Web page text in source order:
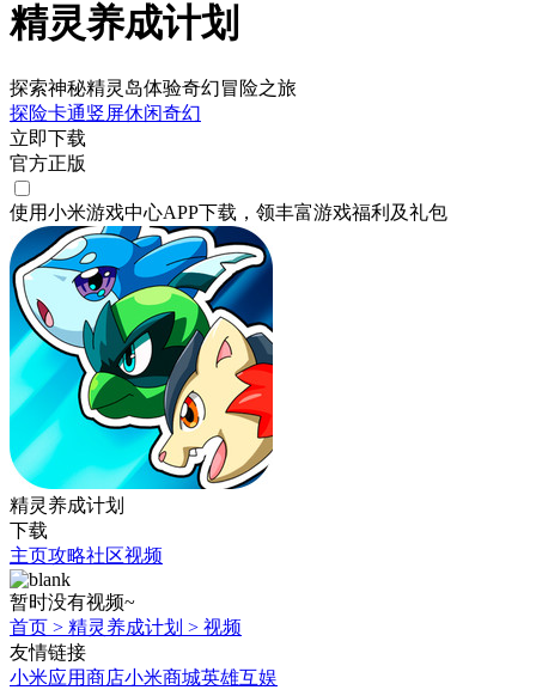
精灵养成计划
探索神秘精灵岛体验奇幻冒险之旅
探险卡通竖屏休闲奇幻
立即下载
官方正版
使用小米游戏中心APP下载 ，领丰富游戏福利 及礼包
精灵养成计划
下载
主页攻略社区视频
暂时没有视频~
首页 > 精灵养成计划 > 视频
友情链接
小米应用商店小米商城英雄互娱